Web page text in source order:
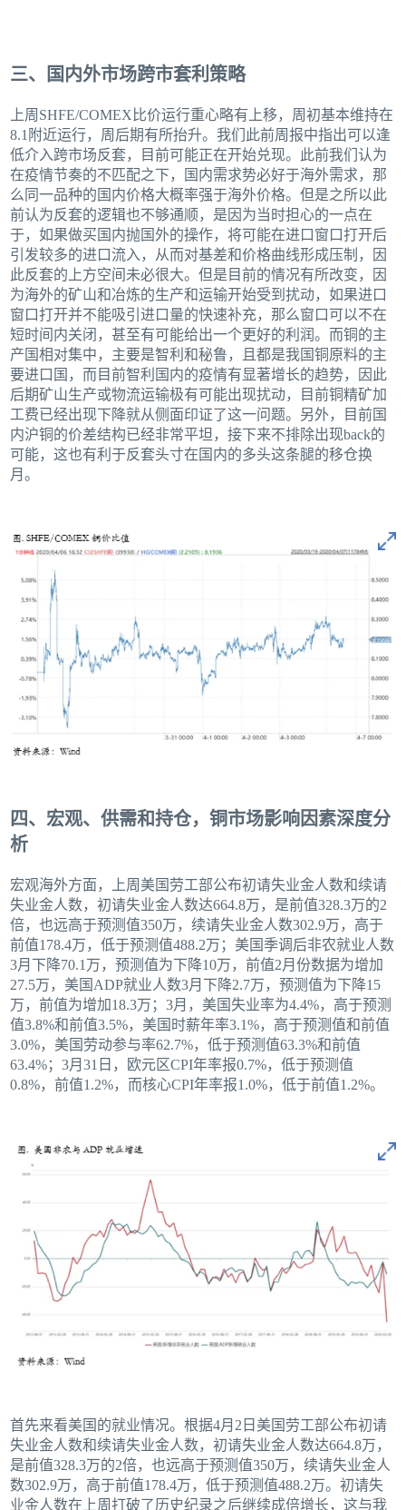
三、国内外市场跨市套利策略
上周SHFE/COMEX比价运行重心略有上移，周初基本维持在
8.1附近运行，周后期有所抬升。我们此前周报中指出可以逢
低介入跨市场反套，目前可能正在开始兑现。此前我们认为
在疫情节奏的不匹配之下，国内需求势必好于海外需求，那
么同一品种的国内价格大概率强于海外价格。但是之所以此
前认为反套的逻辑也不够通顺，是因为当时担心的一点在
于，如果做买国内抛国外的操作，将可能在进口窗口打开后
引发较多的进口流入，从而对基差和价格曲线形成压制，因
此反套的上方空间未必很大。但是目前的情况有所改变，因
为海外的矿山和冶炼的生产和运输开始受到扰动，如果进口
窗口打开并不能吸引进口量的快速补充，那么窗口可以不在
短时间内关闭，甚至有可能给出一个更好的利润。而铜的主
产国相对集中，主要是智利和秘鲁，且都是我国铜原料的主
要进口国，而目前智利国内的疫情有显著增长的趋势，因此
后期矿山生产或物流运输极有可能出现扰动，目前铜精矿加
工费已经出现下降就从侧面印证了这一问题。另外，目前国
内沪铜的价差结构已经非常平坦，接下来不排除出现back的
可能，这也有利于反套头寸在国内的多头这条腿的移仓换
月。
四、宏观、供需和持仓，铜市场影响因素深度分
析
宏观海外方面，上周美国劳工部公布初请失业金人数和续请
失业金人数，初请失业金人数达664.8万，是前值328.3万的2
倍，也远高于预测值350万，续请失业金人数302.9万，高于
前值178.4万，低于预测值488.2万；美国季调后非农就业人数
3月下降70.1万，预测值为下降10万，前值2月份数据为增加
27.5万，美国ADP就业人数3月下降2.7万，预测值为下降15
万，前值为增加18.3万；3月，美国失业率为4.4%，高于预测
值3.8%和前值3.5%，美国时薪年率3.1%，高于预测值和前值
3.0%，美国劳动参与率62.7%，低于预测值63.3%和前值
63.4%；3月31日，欧元区CPI年率报0.7%，低于预测值
0.8%，前值1.2%，而核心CPI年率报1.0%，低于前值1.2%。
首先来看美国的就业情况。根据4月2日美国劳工部公布初请
失业金人数和续请失业金人数，初请失业金人数达664.8万，
是前值328.3万的2倍，也远高于预测值350万，续请失业金人
数302.9万，高于前值178.4万，低于预测值488.2万。初请失
业金人数在上周打破了历史纪录之后继续成倍增长，这与我